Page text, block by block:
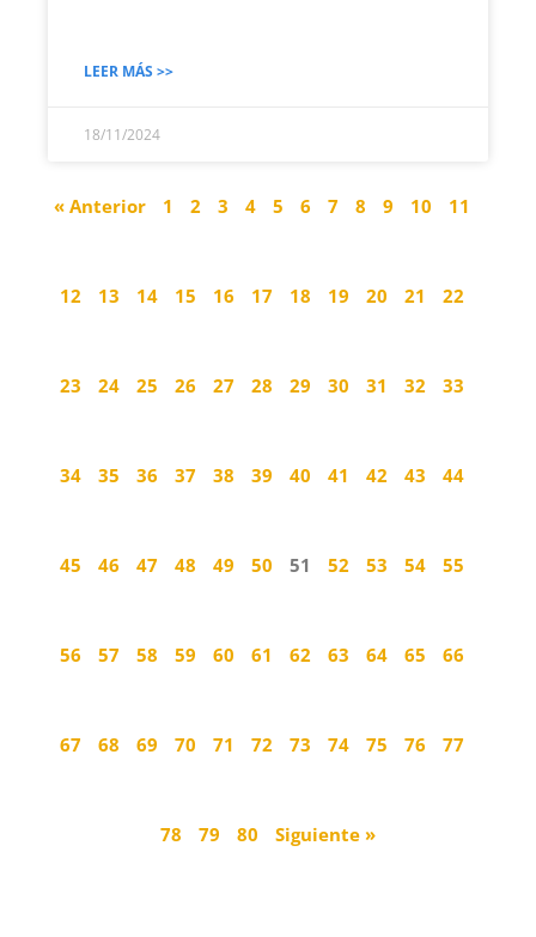
LEER MÁS >>
18/11/2024
« Anterior 1 2 3 4 5 6 7 8 9 10 11
12 13 14 15 16 17 18 19 20 21 22
23 24 25 26 27 28 29 30 31 32 33
34 35 36 37 38 39 40 41 42 43 44
45 46 47 48 49 50 51 52 53 54 55
56 57 58 59 60 61 62 63 64 65 66
67 68 69 70 71 72 73 74 75 76 77
78 79 80 Siguiente »